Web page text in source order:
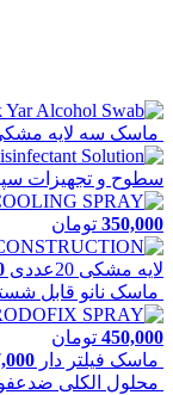
ماسک سه لایه مشکی با
سطوح و تجهیزات
350,000 تومان
لایه مشکی 20عددی
ماسک نانو قابل
450,000 تومان
ماسک فیلتر دار Apolo N95